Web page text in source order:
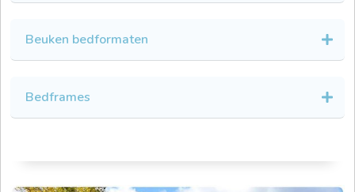
Beuken bedformaten
Bedframes